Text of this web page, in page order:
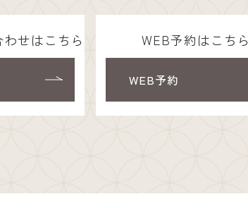
せはこちら WEB予約はこちら
WEB予約